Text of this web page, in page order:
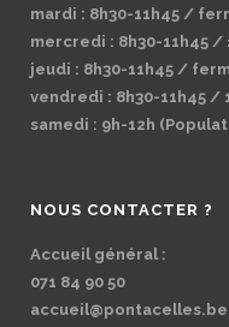
mardi : 8h30-11h45 /
mercredi : 8h30-11h45 /
jeudi : 8h30-11h45 /
vendredi : 8h30-11h45 /
samedi : 9h-12h
NOUS CONTACTER ?
Accueil général :
071 84 90 50
accueil@pontacelles.be